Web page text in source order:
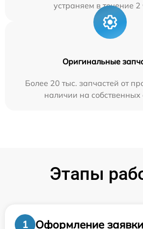
устраняем в течение 2
Оригинальные
Более 20 тыс. запчастей от
наличии на собственных
Этапы
1
Оформление заявки